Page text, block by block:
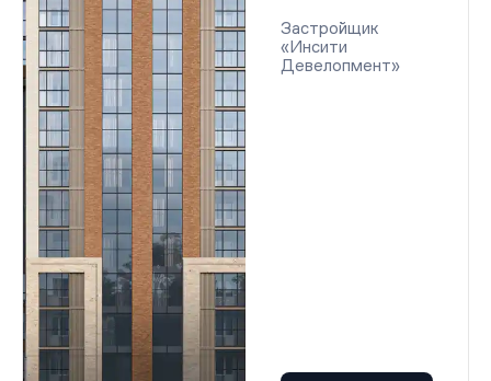
Застройщик
«Инсити
Девелопмент»